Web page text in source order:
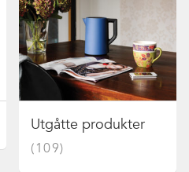
Utgåtte produkter
(109)